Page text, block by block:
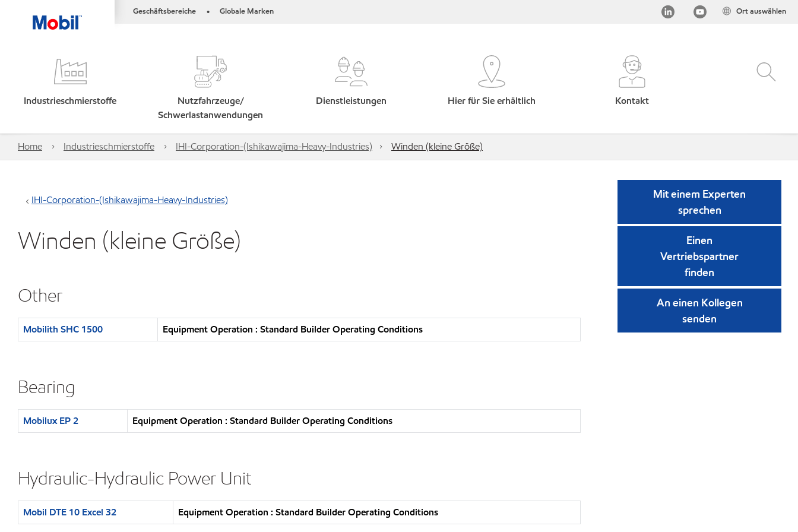
Geschäftsbereiche • Globale Marken Ort auswählen
Industrieschmierstoffe
Nutzfahrzeuge/
Schwerlastanwendungen
Dienstleistungen Hier für Sie erhältlich Kontakt
Home Industrieschmierstoffe IHI-Corporation-(Ishikawajima-Heavy-Industries) Winden (kleine Größe)
IHI-Corporation-(Ishikawajima-Heavy-Industries)
Winden (kleine Größe)
Other
Mobilith SHC 1500 Equipment Operation : Standard Builder Operating Conditions
Bearing
Mobilux EP 2 Equipment Operation : Standard Builder Operating Conditions
Hydraulic-Hydraulic Power Unit
Mobil DTE 10 Excel 32 Equipment Operation : Standard Builder Operating Conditions
Mit einem Experten
sprechen
Einen
Vertriebspartner
finden
An einen Kollegen
senden